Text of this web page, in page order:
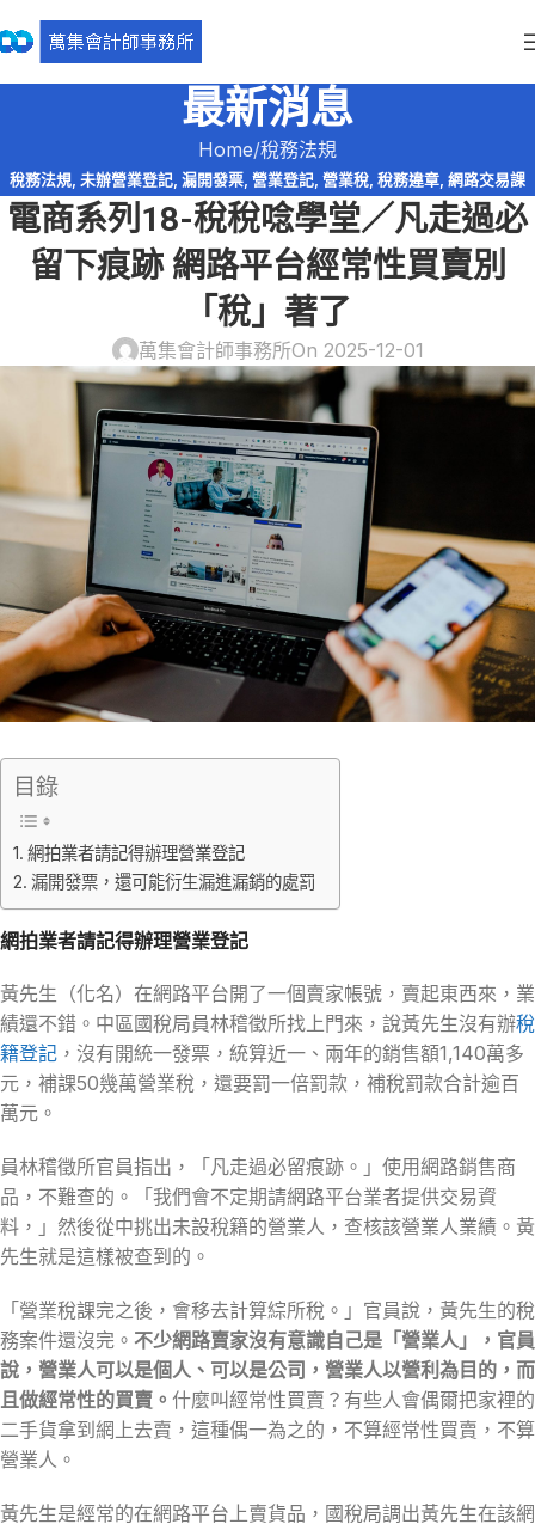
最新消息
Home 稅務法規
稅務法規, 未辦營業登記, 漏開發票, 營業登記, 營業稅, 稅務違章, 網路交易課
稅 ,網路拍賣 網路購物,逃漏稅,電商系列 ,電子商務
電商系列18-稅稅唸學堂／凡走過必
留下痕跡 網路平台經常性買賣別
「稅」著了
萬集會計師事務所On 2025-12-01
目錄
網拍業者請記得辦理營業登記
漏開發票，還可能衍生漏進漏銷的處罰
網拍業者請記得辦理營業登記
黃先生（化名）在網路平台開了一個賣家帳號，賣起東西來，業
績還不錯。中區國稅局員林稽徵所找上門來，說黃先生沒有辦稅
籍登記 ，沒有開統一發票，統算近一、兩年的銷售額1,140萬多
元，補課50幾萬營業稅，還要罰一倍罰款，補稅罰款合計逾百
萬元。
員林稽徵所官員指出，「凡走過必留痕跡。」使用網路銷售商
品，不難查的。「我們會不定期請網路平台業者提供交易資
料，」然後從中挑出未設稅籍的營業人，查核該營業人業績。黃
先生就是這樣被查到的。
「營業稅課完之後，會移去計算綜所稅。」官員說，黃先生的稅
務案件還沒完。 不少網路賣家沒有意識自己是「營業人」，官員
說，營業人可以是個人、可以是公司，營業人以營利為目的，而
且做經常性的買賣。 什麼叫經常性買賣？有些人會偶爾把家裡的
二手貨拿到網上去賣，這種偶一為之的，不算經常性買賣，不算
營業人。
黃先生是經常的在網路平台上賣貨品，國稅局調出黃先生在該網